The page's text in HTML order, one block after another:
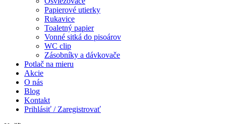
Papierové utierky
Rukavice
Toaletný papier
Vonné sitká do pisoárov
WC clip
Zásobníky a dávkovače
Potlač na mieru
Akcie
O nás
Blog
Kontakt
Prihlásiť / Zaregistrovať